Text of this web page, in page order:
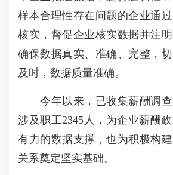
样本合理性存在问题的企业通
核实，督促企业核实数据并注明
确保数据真实、准确、完整，
及时，数据质量准确。
今年以来，已收集薪酬调查
涉及职工2345人，为企业薪酬
有力的数据支撑，也为积极构
关系奠定坚实基础。